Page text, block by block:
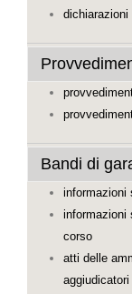
Bandi di
informazioni
informazioni
corso
atti delle